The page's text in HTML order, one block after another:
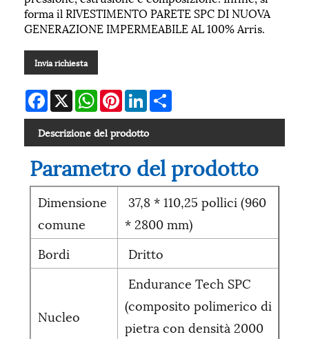
forma il RIVESTIMENTO PARETE SPC DI NUOVA
GENERAZIONE IMPERMEABILE AL 100% Arris.
Invia richiesta
Facebook
X WhatsAppPinterestLinkedIn
Descrizione del prodotto
Parametro del prodotto
Dimensione
comune
37,8 * 110,25 pollici (960
* 2800 mm)
Bordi
Dritto
Nucleo
Endurance Tech SPC
(composito polimerico di
pietra con densità 2000